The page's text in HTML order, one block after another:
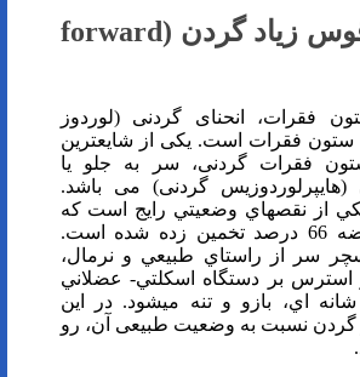
زیاد گردن (forward
فقرات، انحنای گردنی (لوردوز
ستون فقرات است. یکی از شایعترین
فقرات گردنی، سر به جلو یا
گردنی) می باشد.
از نقص­هاي وضعيتي رايج است كه
ميزان شيوع اين عارضه 66 درصد تخمين زده شده است.
سر از راستاي طبيعي و نرمال،
بر دستگاه اسكلتي- عضلاني
اي، بازو و تنه مي­شود. در اين
گردن نسبت به وضعیت طبیعی آن، رو